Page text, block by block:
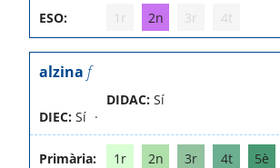
ESO:
1r 2n 3r 4t
alzina f
DIEC: Sí
DIDAC: Sí
Primària: 1r 2n 3r 4t 5è